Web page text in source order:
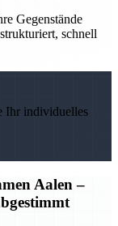
Gegenstände
schnell
Ihr individuelles
Aalen –